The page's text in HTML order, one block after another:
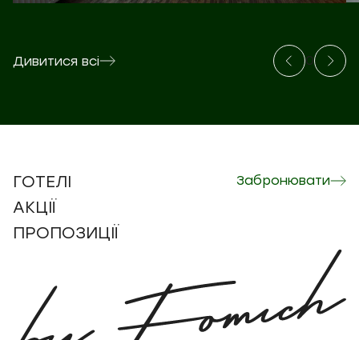
Дивитися всі 0
ГОТЕЛІ
АКЦІЇ
ПРОПОЗИЦІЇ
Забронювати